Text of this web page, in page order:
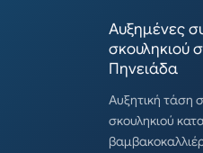
Αυξημένες
σκουληκιού
Πηνειάδα
Αυξητική τάση
σκουληκιού